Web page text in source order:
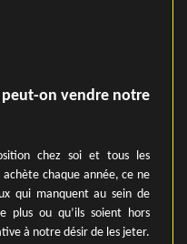
on vendre notre
chez soi et tous les
chaque année, ce ne
qui manquent au sein de
plus ou qu’ils soient hors
à notre désir de les jeter.